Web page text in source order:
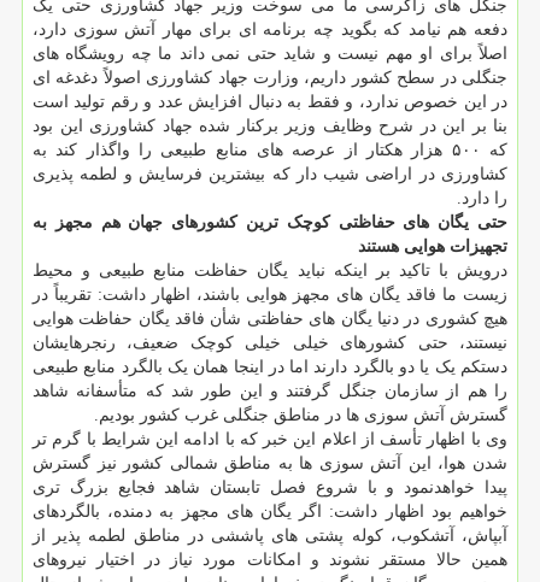
جنگل های زاگرسی ما می سوخت وزیر جهاد کشاورزی حتی یک
دفعه هم نیامد که بگوید چه برنامه ای برای مهار آتش سوزی دارد،
اصلاً برای او مهم نیست و شاید حتی نمی داند ما چه رویشگاه های
جنگلی در سطح کشور داریم، وزارت جهاد کشاورزی اصولاً دغدغه ای
در این خصوص ندارد، و فقط به دنبال افزایش عدد و رقم تولید است
بنا بر این در شرح وظایف وزیر برکنار شده جهاد کشاورزی این بود
که ۵۰۰ هزار هکتار از عرصه های منابع طبیعی را واگذار کند به
کشاورزی در اراضی شیب دار که بیشترین فرسایش و لطمه پذیری
را دارد.
حتی یگان های حفاظتی کوچک ترین کشورهای جهان هم مجهز به
تجهیزات هوایی هستند
درویش با تاکید بر اینکه نباید یگان حفاظت منابع طبیعی و محیط
زیست ما فاقد یگان های مجهز هوایی باشند، اظهار داشت: تقریباً در
هیچ کشوری در دنیا یگان های حفاظتی شأن فاقد یگان حفاظت هوایی
نیستند، حتی کشورهای خیلی خیلی کوچک ضعیف، رنجرهایشان
دستکم یک یا دو بالگرد دارند اما در اینجا همان یک بالگرد منابع طبیعی
را هم از سازمان جنگل گرفتند و این طور شد که متأسفانه شاهد
گسترش آتش سوزی ها در مناطق جنگلی غرب کشور بودیم.
وی با اظهار تأسف از اعلام این خبر که با ادامه این شرایط با گرم تر
شدن هوا، این آتش سوزی ها به مناطق شمالی کشور نیز گسترش
پیدا خواهدنمود و با شروع فصل تابستان شاهد فجایع بزرگ تری
خواهیم بود اظهار داشت: اگر یگان های مجهز به دمنده، بالگردهای
آبپاش، آتشکوب، کوله پشتی های پاششی در مناطق لطمه پذیر از
همین حالا مستقر نشوند و امکانات مورد نیاز در اختیار نیروهای